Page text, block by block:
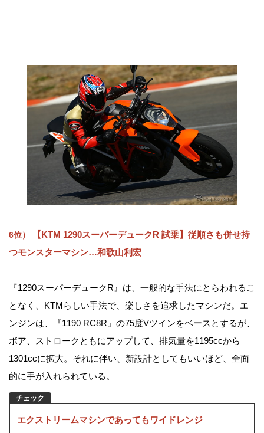
6位）
【KTM 1290スーパーデュークR 試乗】従順さも併せ持
つモンスターマシン…和歌山利宏
『1290スーパーデュークR』は、一般的な手法にとらわれるこ
となく、KTMらしい手法で、楽しさを追求したマシンだ。エ
ンジンは、『1190 RC8R』の75度Vツインをベースとするが、
ボア、ストロークともにアップして、排気量を1195ccから
1301ccに拡大。それに伴い、新設計としてもいいほど、全面
的に手が入れられている。
エクストリームマシンであってもワイドレンジ